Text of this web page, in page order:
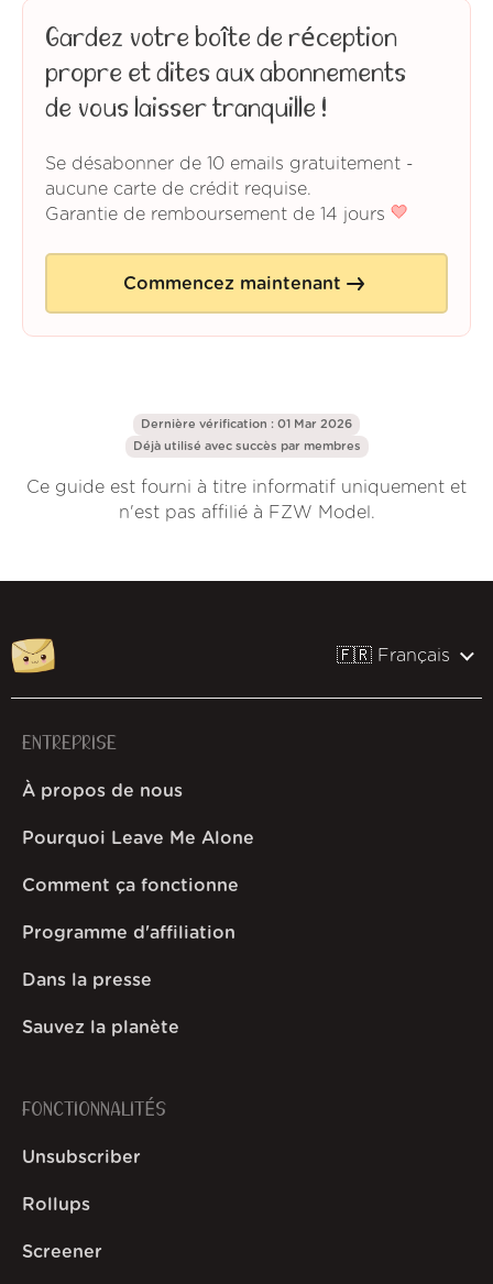
Gardez votre boîte de réception
propre et dites aux abonnements
de vous laisser tranquille !
Se désabonner de 10 emails gratuitement -
aucune carte de crédit requise.
Garantie de remboursement de 14 jours
Commencez maintenant
Dernière vérification : 01 Mar 2026
Déjà utilisé avec succès par membres
Ce guide est fourni à titre informatif uniquement et
n'est pas affilié à FZW Model.
🇫🇷 Français
ENTREPRISE
À propos de nous
Pourquoi Leave Me Alone
Comment ça fonctionne
Programme d'affiliation
Dans la presse
Sauvez la planète
FONCTIONNALITÉS
Unsubscriber
Rollups
Screener